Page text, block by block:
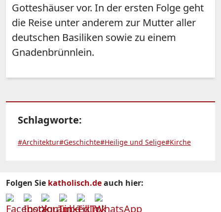
Gotteshäuser vor. In der ersten Folge geht
die Reise unter anderem zur Mutter aller
deutschen Basiliken sowie zu einem
Gnadenbrünnlein.
Schlagworte:
#Architektur#Geschichte#Heilige und Selige#Kirche
Folgen Sie katholisch.deauch hier: